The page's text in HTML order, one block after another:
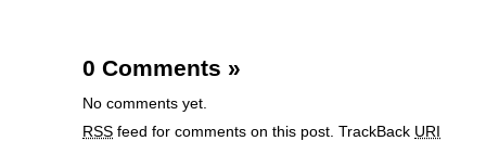
0 Comments »
No comments yet.
RSS feed for comments on this post. TrackBack URI